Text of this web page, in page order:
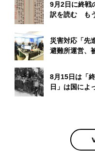
9月2日に終戦
訳を読む も
災害対応「先
避難所運営、
8月15日は「
日」は国によ